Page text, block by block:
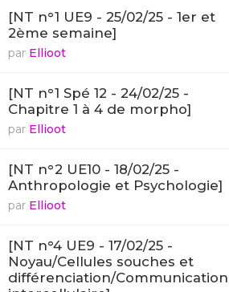
[NT n°1 UE9 - 25/02/25 - 1er et
2ème semaine]
par Ellioot
[NT n°1 Spé 12 - 24/02/25 -
Chapitre 1 à 4 de morpho]
par Ellioot
[NT n°2 UE10 - 18/02/25 -
Anthropologie et Psychologie]
par Ellioot
[NT n°4 UE9 - 17/02/25 -
Noyau/Cellules souches et
différenciation/Communication